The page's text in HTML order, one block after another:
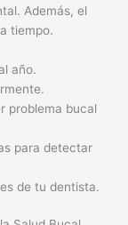
para detectar
de tu dentista.
Salud Bucal
fundamental
favorecen la
riesgo de caries.
y lácteos